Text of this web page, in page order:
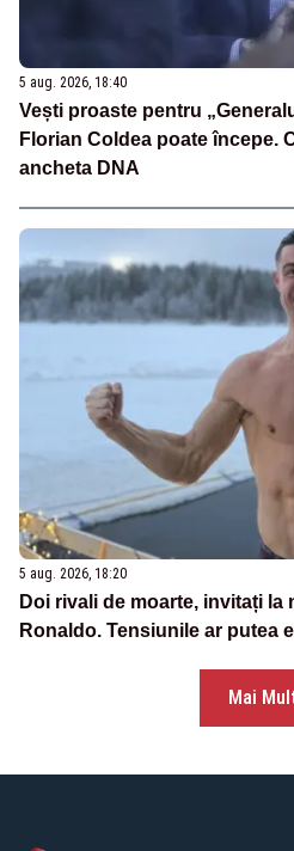
5 aug. 2026, 18:40
Vești proaste pentru
Florian Coldea poate începe.
ancheta DNA
5 aug. 2026, 18:20
Doi rivali de moarte, invitați la
Ronaldo. Tensiunile ar putea
Mai